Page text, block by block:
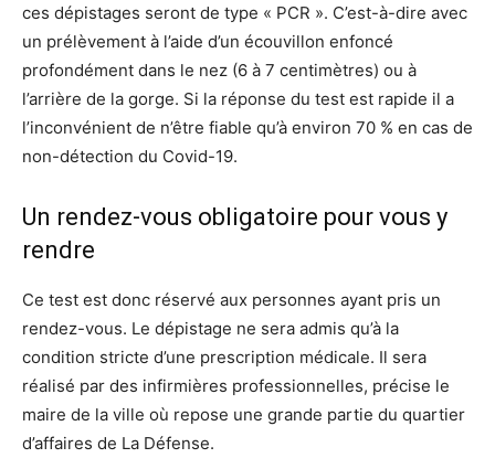
ces dépistages seront de type « PCR ». C’est-à-dire avec
un prélèvement à l’aide d’un écouvillon enfoncé
profondément dans le nez (6 à 7 centimètres) ou à
l’arrière de la gorge. Si la réponse du test est rapide il a
l’inconvénient de n’être fiable qu’à environ 70 % en cas de
non-détection du Covid-19.
Un rendez-vous obligatoire pour vous y
rendre
Ce test est donc réservé aux personnes ayant pris un
rendez-vous. Le dépistage ne sera admis qu’à la
condition stricte d’une prescription médicale. Il sera
réalisé par des infirmières professionnelles, précise le
maire de la ville où repose une grande partie du quartier
d’affaires de La Défense.